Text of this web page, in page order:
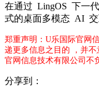
在通过 LingOS 下一
式的桌面多模态 AI 交
郑重声明：U乐国际官网
递更多信息之目的 ，并
官网信息技术有限公司不
分享到：